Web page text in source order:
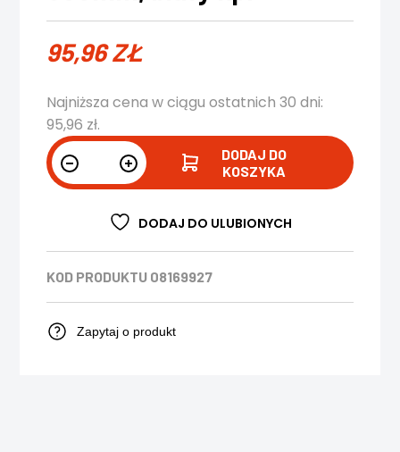
95,96ZŁ
Najniższa cena w ciągu ostatnich 30 dni:
95,96 zł.
DODAJ DO
KOSZYKA
DODAJ DO ULUBIONYCH
KOD PRODUKTU 08169927
Zapytaj o produkt